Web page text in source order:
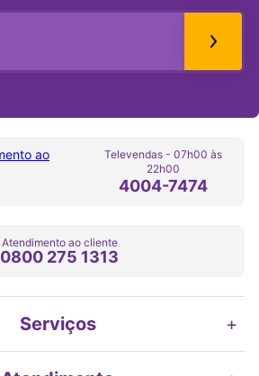
Televendas - 07h00 às
22h00
4004-7474
Atendimento ao cliente
0800 275 1313
Serviços +